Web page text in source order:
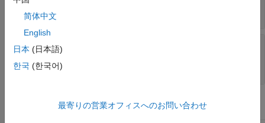
読み取り専用:
NumberOfEntries
エントリの総数
読み取り専用:
オブジェクト関数
简体中文
English
日本 (日本語)
한국 (한국어)
最寄りの営業オフィスへのお問い合わせ